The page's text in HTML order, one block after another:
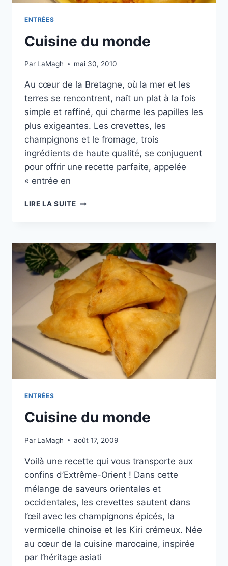
ENTRÉES
Cuisine du monde
Par LaMagh mai 30, 2010
Au cœur de la Bretagne, où la mer et les
terres se rencontrent, naît un plat à la fois
simple et raffiné, qui charme les papilles les
plus exigeantes. Les crevettes, les
champignons et le fromage, trois
ingrédients de haute qualité, se conjuguent
pour offrir une recette parfaite, appelée
« entrée en
LIRE LA SUITECUISINE
ENTRÉES
Cuisine du monde
Par LaMagh août 17, 2009
Voilà une recette qui vous transporte aux
confins d’Extrême-Orient ! Dans cette
mélange de saveurs orientales et
occidentales, les crevettes sautent dans
l’œil avec les champignons épicés, la
vermicelle chinoise et les Kiri crémeux. Née
au cœur de la cuisine marocaine, inspirée
par l’héritage asiati